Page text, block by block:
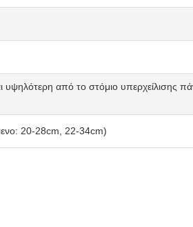
υψηλότερη από το στόμιο υπερχείλισης
20-28cm, 22-34cm)